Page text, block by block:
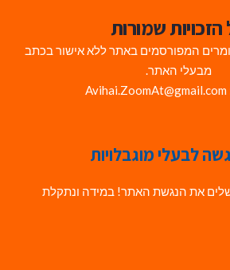
הזכויות שמורות
המפורסמים באתר ללא אישור בכתב
מבעלי האתר.
לבעלי מוגבלויות
את הנגשת האתר! במידה ונתקלת